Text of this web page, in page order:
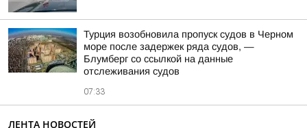
Турция возобновила пропуск судов в Черном
море после задержек ряда судов, —
Блумберг со ссылкой на данные
отслеживания судов
07:33
ЛЕНТА НОВОСТЕЙ